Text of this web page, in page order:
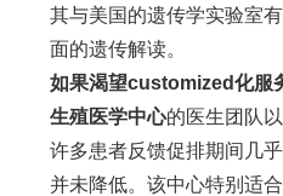
其与美国的遗传学实验室
面的遗传解读。
如果渴望customized化服
生殖医学中心的医生团队以
许多患者反馈促排期间几
并未降低。该中心特别适